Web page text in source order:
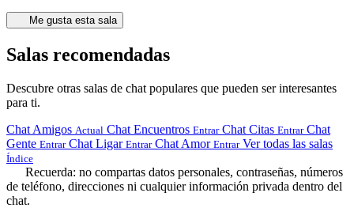
Me gusta esta sala
Salas recomendadas
Descubre otras salas de chat populares que pueden ser interesantes
para ti.
Chat Amigos Actual Chat Encuentros Entrar Chat Citas Entrar Chat
Gente Entrar Chat Ligar Entrar Chat Amor Entrar Ver todas las salas
Índice
Recuerda: no compartas datos personales, contraseñas, números
de teléfono, direcciones ni cualquier información privada dentro del
chat.